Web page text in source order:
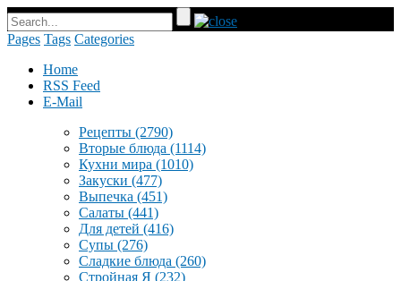
Pages Tags Categories
Home
RSS Feed
E-Mail
Рецепты (2790)
Вторые блюда (1114)
Кухни мира (1010)
Закуски (477)
Выпечка (451)
Салаты (441)
Для детей (416)
Супы (276)
Сладкие блюда (260)
Стройная Я (232)